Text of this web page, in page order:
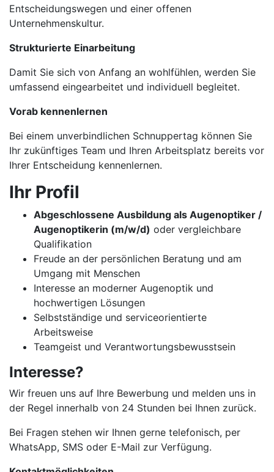
Entscheidungswegen und einer offenen
Unternehmenskultur.
Strukturierte Einarbeitung
Damit Sie sich von Anfang an wohlfühlen, werden Sie
umfassend eingearbeitet und individuell begleitet.
Vorab kennenlernen
Bei einem unverbindlichen Schnuppertag können Sie
Ihr zukünftiges Team und Ihren Arbeitsplatz bereits vor
Ihrer Entscheidung kennenlernen.
Ihr Profil
Abgeschlossene Ausbildung als Augenoptiker /
Augenoptikerin (m/w/d) oder vergleichbare
Qualifikation
Freude an der persönlichen Beratung und am
Umgang mit Menschen
Interesse an moderner Augenoptik und
hochwertigen Lösungen
Selbstständige und serviceorientierte
Arbeitsweise
Teamgeist und Verantwortungsbewusstsein
Interesse?
Wir freuen uns auf Ihre Bewerbung und melden uns in
der Regel innerhalb von 24 Stunden bei Ihnen zurück.
Bei Fragen stehen wir Ihnen gerne telefonisch, per
WhatsApp, SMS oder E-Mail zur Verfügung.